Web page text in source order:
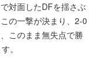
対面したDFを揺さぶ
の一撃が決まり、2-0
このまま無失点で勝
。